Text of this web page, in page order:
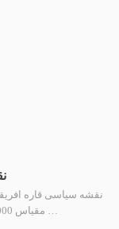
نقشه سیاسی قاره